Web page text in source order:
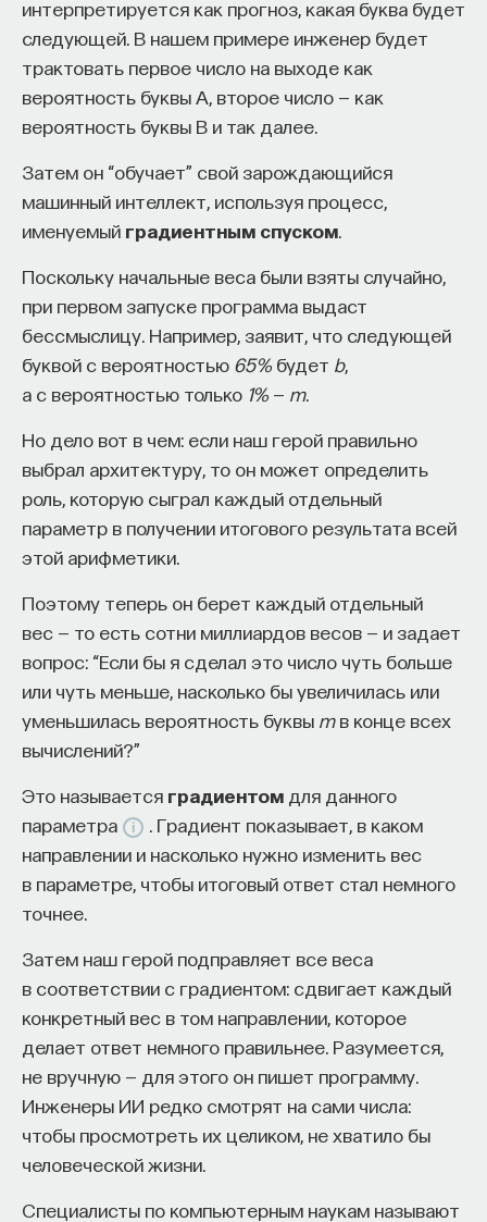
интерпретируется как прогноз, какая буква будет
следующей. В нашем примере инженер будет
трактовать первое число на выходе как
вероятность буквы A, второе число — как
вероятность буквы B и так далее.
Затем он “обучает” свой зарождающийся
машинный интеллект, используя процесс,
именуемый градиентным спуском
Поскольку начальные веса были взяты случайно,
при первом запуске программа выдаст
бессмыслицу. Например, заявит, что следующей
буквой с вероятностью 65% будет b,
а с вероятностью только 1% — m.
Но дело вот в чем: если наш герой правильно
выбрал архитектуру, то он может определить
роль, которую сыграл каждый отдельный
параметр в получении итогового результата всей
этой арифметики.
Поэтому теперь он берет каждый отдельный
вес — то есть сотни миллиардов весов — и задает
вопрос: “Если бы я сделал это число чуть больше
или чуть меньше, насколько бы увеличилась или
уменьшилась вероятность буквы mв конце всех
вычислений?”
Это называется градиентом для данного
параметра
. Градиент показывает, в каком
направлении и насколько нужно изменить вес
в параметре, чтобы итоговый ответ стал немного
точнее.
Затем наш герой подправляет все веса
в соответствии с градиентом: сдвигает каждый
конкретный вес в том направлении, которое
делает ответ немного правильнее. Разумеется,
не вручную — для этого он пишет программу.
Инженеры ИИ редко смотрят на сами числа:
чтобы просмотреть их целиком, не хватило бы
человеческой жизни.
Специалисты по компьютерным наукам называют